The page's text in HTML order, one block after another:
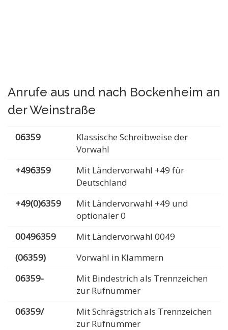
Anrufe aus und nach Bockenheim an
der Weinstraße
06359
Klassische Schreibweise der
Vorwahl
+496359
Mit Ländervorwahl +49 für
Deutschland
+49(0)6359
Mit Ländervorwahl +49 und
optionaler 0
00496359
Mit Ländervorwahl 0049
(06359)
Vorwahl in Klammern
06359-
Mit Bindestrich als Trennzeichen
zur Rufnummer
06359/
Mit Schrägstrich als Trennzeichen
zur Rufnummer